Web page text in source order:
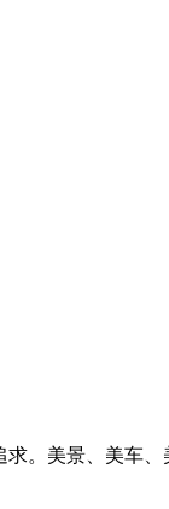
。美景、美车